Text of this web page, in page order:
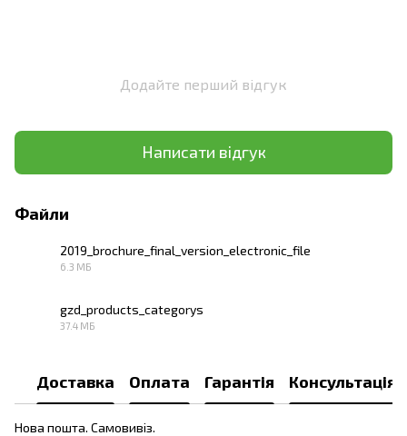
Додайте перший відгук
Написати відгук
Файли
2019_brochure_final_version_electronic_file
6.3 МБ
gzd_products_categorys
37.4 МБ
Доставка Оплата Гарантія Консультація
Нова пошта. Самовивіз.